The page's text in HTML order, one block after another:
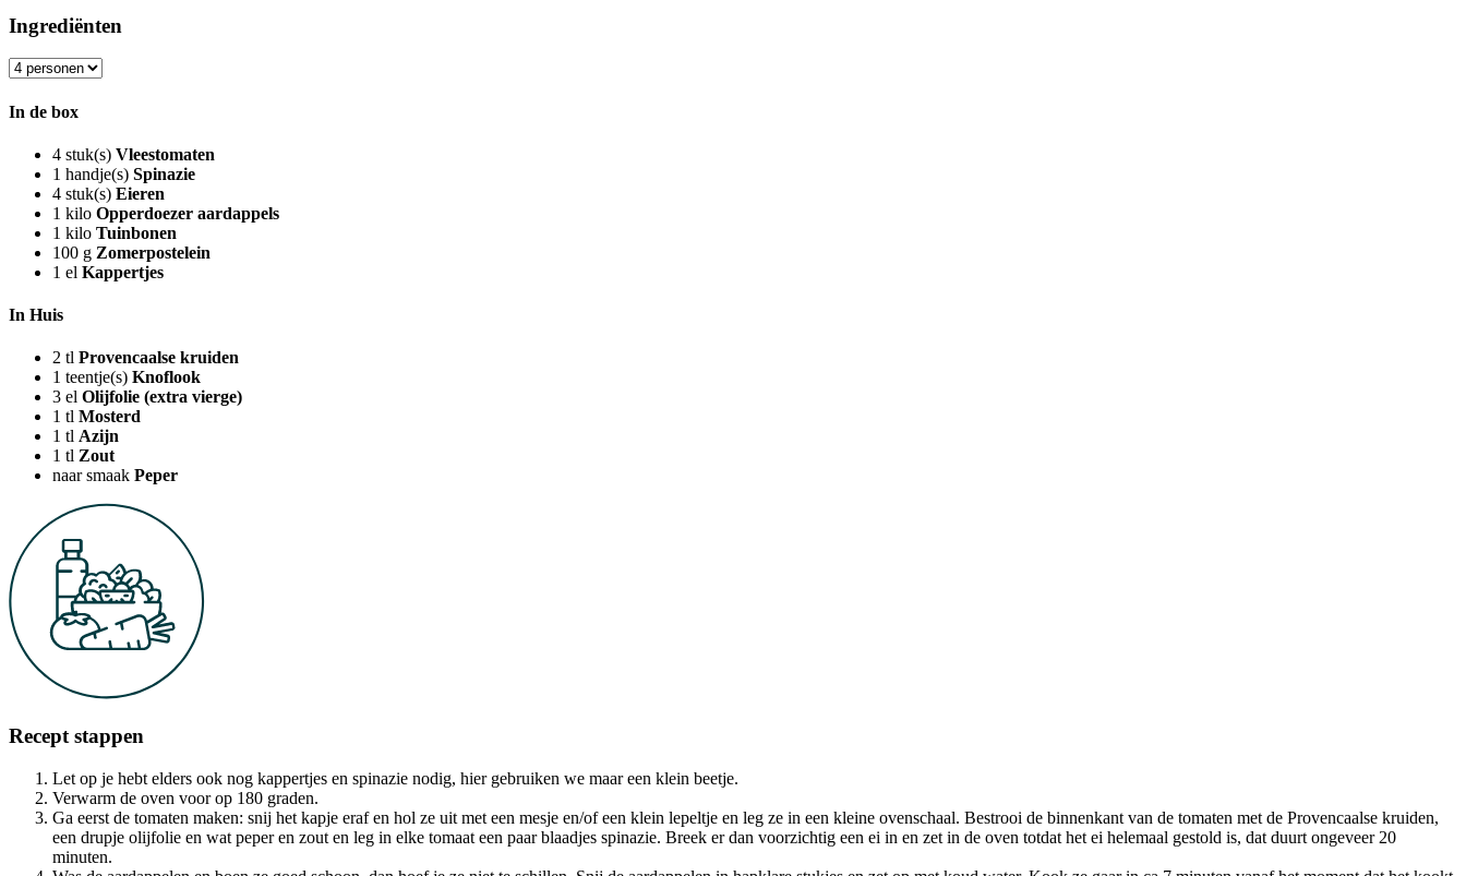
Ingrediënten
In de box
4 stuk(s) Vleestomaten
1 handje(s) Spinazie
4 stuk(s) Eieren
1 kilo Opperdoezer aardappels
1 kilo Tuinbonen
100 g Zomerpostelein
1 el Kappertjes
In Huis
2 tl Provencaalse kruiden
1 teentje(s) Knoflook
3 el Olijfolie (extra vierge)
1 tl Mosterd
1 tl Azijn
1 tl Zout
naar smaak Peper
Recept stappen
Let op je hebt elders ook nog kappertjes en spinazie nodig, hier gebruiken we maar een klein beetje.
Verwarm de oven voor op 180 graden.
Ga eerst de tomaten maken: snij het kapje eraf en hol ze uit met een mesje en/of een klein lepeltje en leg ze in een kleine ovenschaal. Bestrooi de binnenkant van de tomaten met de Provencaalse kruiden,
een drupje olijfolie en wat peper en zout en leg in elke tomaat een paar blaadjes spinazie. Breek er dan voorzichtig een ei in en zet in de oven totdat het ei helemaal gestold is, dat duurt ongeveer 20
minuten.